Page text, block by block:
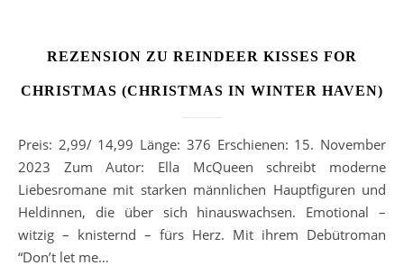
REZENSION ZU REINDEER KISSES FOR
CHRISTMAS (CHRISTMAS IN WINTER HAVEN)
Preis: 2,99/ 14,99 Länge: 376 Erschienen: 15. November
2023 Zum Autor: Ella McQueen schreibt moderne
Liebesromane mit starken männlichen Hauptfiguren und
Heldinnen, die über sich hinauswachsen. Emotional –
witzig – knisternd – fürs Herz. Mit ihrem Debütroman
“Don’t let me…